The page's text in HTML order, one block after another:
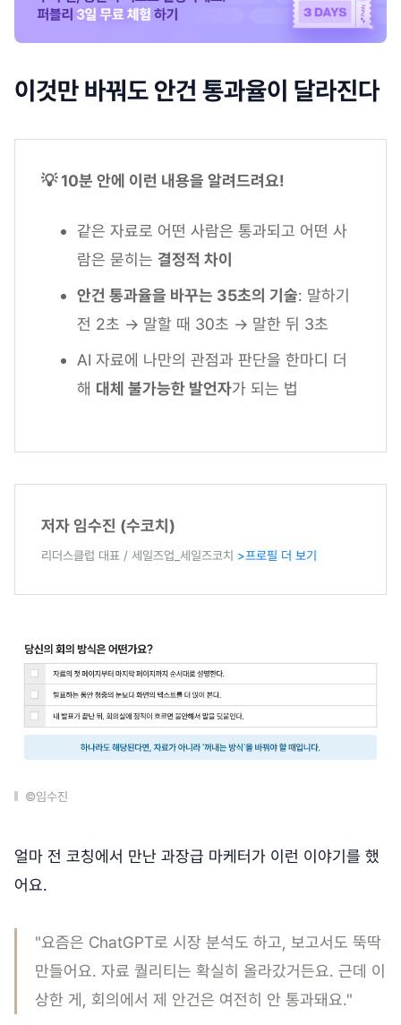
이것만 바꿔도 안건 통과율이 달라진다
💡 10분 안에 이런 내용을 알려드려요!
같은 자료로 어떤 사람은 통과되고 어떤 사
람은 묻히는 결정적 차이
안건 통과율을 바꾸는 35초의 기술: 말하기
전 2초 → 말할 때 30초 → 말한 뒤 3초
AI 자료에 나만의 관점과 판단을 한마디 더
해 대체 불가능한 발언자가 되는 법
저자 임수진 (수코치)
리더스클럽 대표 / 세일즈업_세일즈코치 >프로필 더 보기
©임수진
얼마 전 코칭에서 만난 과장급 마케터가 이런 이야기를 했
어요.
"요즘은 ChatGPT로 시장 분석도 하고, 보고서도 뚝딱
만들어요. 자료 퀄리티는 확실히 올라갔거든요. 근데 이
상한 게, 회의에서 제 안건은 여전히 안 통과돼요."